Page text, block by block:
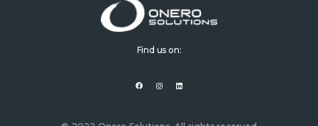
Find us on:
a
c
o
n
s
i
n